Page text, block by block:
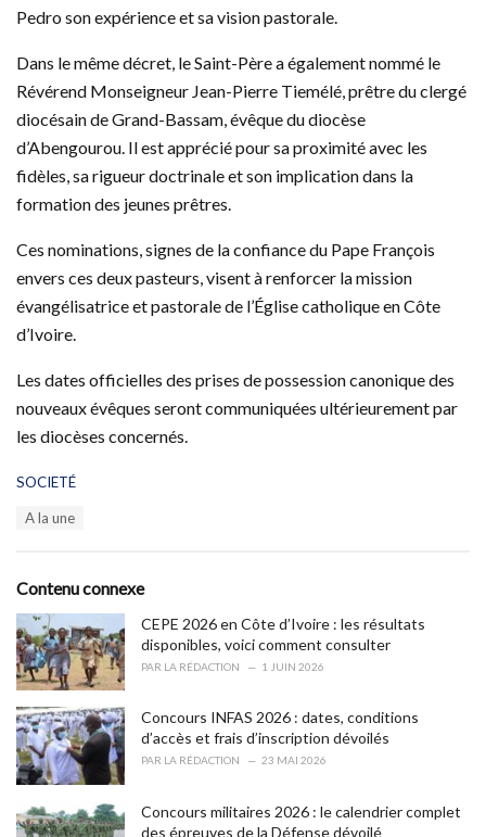
Pedro son expérience et sa vision pastorale.
Dans le même décret, le Saint-Père a également nommé le
Révérend Monseigneur Jean-Pierre Tiemélé, prêtre du clergé
diocésain de Grand-Bassam, évêque du diocèse
d’Abengourou. Il est apprécié pour sa proximité avec les
fidèles, sa rigueur doctrinale et son implication dans la
formation des jeunes prêtres.
Ces nominations, signes de la confiance du Pape François
envers ces deux pasteurs, visent à renforcer la mission
évangélisatrice et pastorale de l’Église catholique en Côte
d’Ivoire.
Les dates officielles des prises de possession canonique des
nouveaux évêques seront communiquées ultérieurement par
les diocèses concernés.
C
o
r
i
e
s
:
SOCIETÉ
:
A la une
Contenu connexe
CEPE 2026 en Côte d’Ivoire : les résultats
disponibles, voici comment consulter
PAR LA RÉDACTION 1 JUIN 2026
Concours INFAS 2026 : dates, conditions
d’accès et frais d’inscription dévoilés
PAR LA RÉDACTION 23 MAI 2026
Concours militaires 2026 : le calendrier complet
des épreuves de la Défense dévoilé